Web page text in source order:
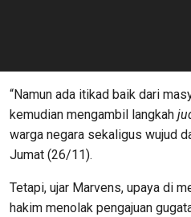
“Namun ada itikad baik dari
kemudian mengambil langkah
warga negara sekaligus wujud
Jumat (26/11).
Tetapi, ujar Marvens, upaya di
hakim menolak pengajuan